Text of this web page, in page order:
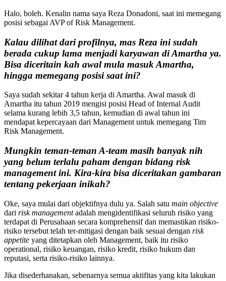
Halo, boleh. Kenalin nama saya Reza Donadoni, saat ini memegang
posisi sebagai AVP of Risk Management.
Kalau dilihat dari profilnya, mas Reza ini sudah
berada cukup lama menjadi karyawan di Amartha ya.
Bisa diceritain kah awal mula masuk Amartha,
hingga memegang posisi saat ini?
Saya sudah sekitar 4 tahun kerja di Amartha. Awal masuk di
Amartha itu tahun 2019 mengisi posisi Head of Internal Audit
selama kurang lebih 3,5 tahun, kemudian di awal tahun ini
mendapat kepercayaan dari Management untuk memegang Tim
Risk Management.
Mungkin teman-teman A-team masih banyak nih
yang belum terlalu paham dengan bidang risk
management ini. Kira-kira bisa diceritakan gambaran
tentang pekerjaan inikah?
Oke, saya mulai dari objektifnya dulu ya. Salah satu main objective
dari risk managementadalah mengidentifikasi seluruh risiko yang
terdapat di Perusahaan secara komprehensif dan memastikan risiko-
risiko tersebut telah ter-mitigasi dengan baik sesuai dengan risk
appetite yang ditetapkan oleh Management, baik itu risiko
operational, risiko keuangan, risiko kredit, risiko hukum dan
reputasi, serta risiko-risiko lainnya.
Jika disederhanakan, sebenarnya semua aktifitas yang kita lakukan